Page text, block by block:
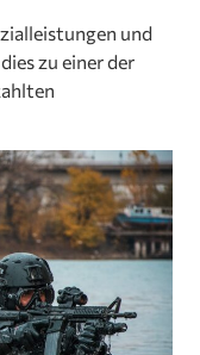
und
zu einer der